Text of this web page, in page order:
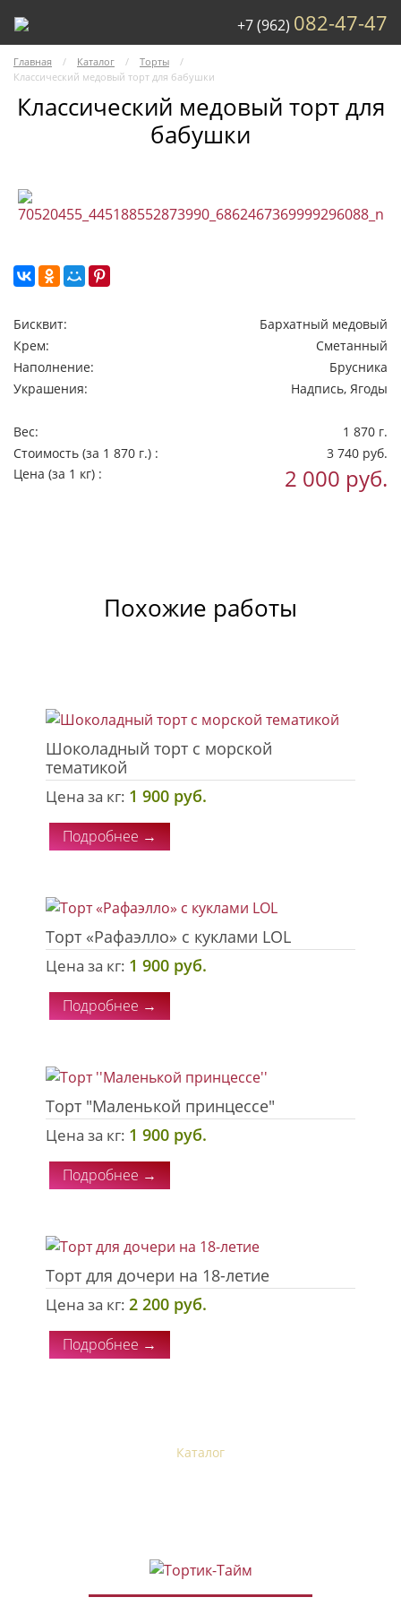
+7 (962) 082-47-47
Главная Каталог
Торты
Классический медовый торт для бабушки
Классический медовый торт для
бабушки
Бисквит:
Бархатный медовый
Крем:
Сметанный
Наполнение:
Брусника
Украшения:
Надпись, Ягоды
Вес:
1 870 г.
Стоимость (за 1 870 г.) :
3 740 руб.
Цена (за 1 кг) : 2 000 руб.
Похожие работы
Шоколадный торт с морской
тематикой
Цена за кг: 1 900 руб.
Подробнее →
Торт «Рафаэлло» с куклами LOL
Цена за кг: 1 900 руб.
Подробнее →
Торт "Маленькой принцессе"
Цена за кг: 1 900 руб.
Подробнее →
Торт для дочери на 18-летие
Цена за кг: 2 200 руб.
Подробнее →
Каталог